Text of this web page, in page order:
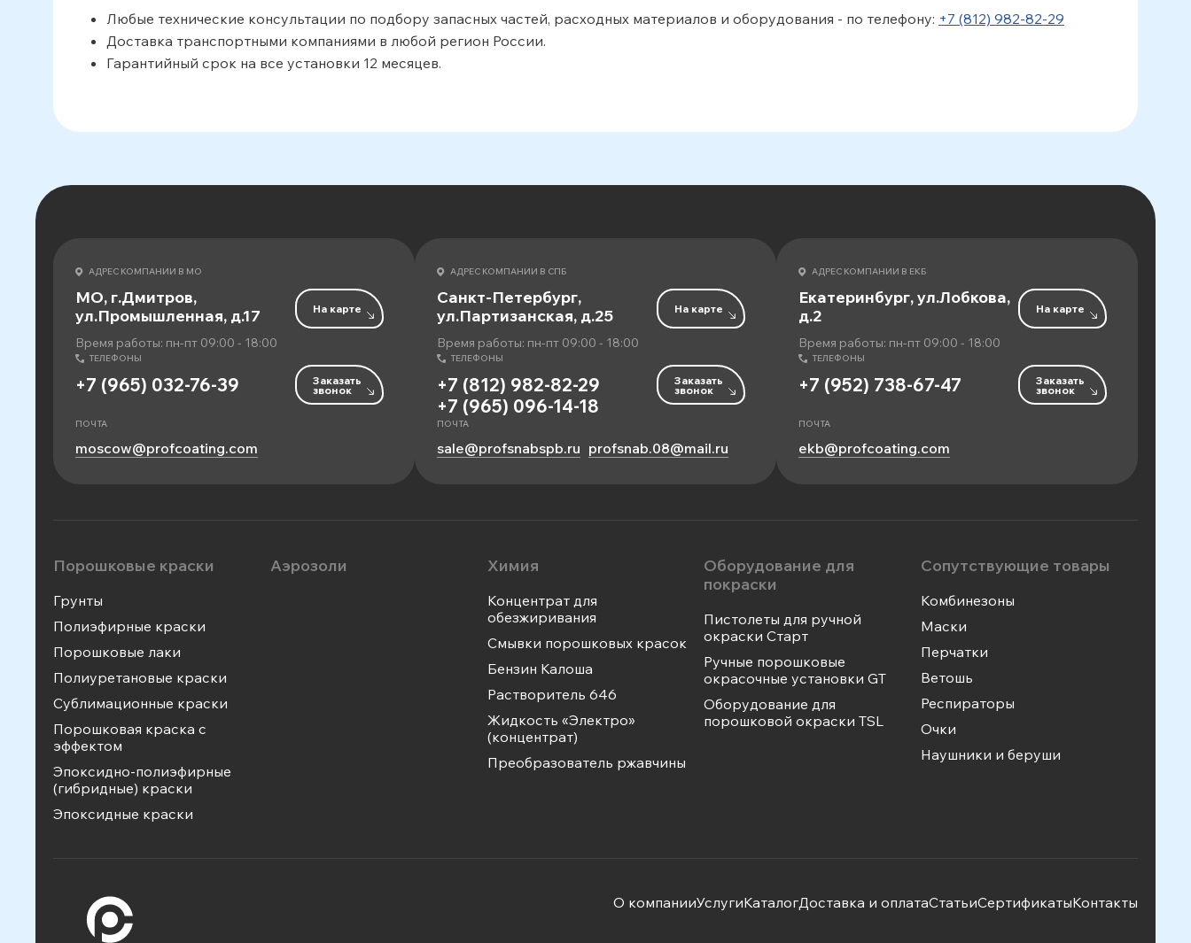
Любые технические консультации по подбору запасных частей, расходных материалов и оборудования - по телефону: +7 (812) 982-82-29
Доставка транспортными компаниями в любой регион России.
Гарантийный срок на все установки 12 месяцев.
АДРЕС КОМПАНИИ В МО
МО, г.Дмитров,
ул.Промышленная, д.17
Время работы: пн-пт 09:00 - 18:00
На карте
ТЕЛЕФОНЫ
+7 (965) 032-76-39 Заказать
звонок
ПОЧТА
moscow@profcoating.com
АДРЕС КОМПАНИИ В СПБ
Санкт-Петербург,
ул.Партизанская, д.25
Время работы: пн-пт 09:00 - 18:00
На карте
ТЕЛЕФОНЫ
+7 (812) 982-82-29
+7 (965) 096-14-18
Заказать
звонок
ПОЧТА
sale@profsnabspb.ru profsnab.08@mail.ru
АДРЕС КОМПАНИИ В ЕКБ
Екатеринбург, ул.Лобкова,
д.2
Время работы: пн-пт 09:00 - 18:00
На карте
ТЕЛЕФОНЫ
+7 (952) 738-67-47 Заказать
звонок
ПОЧТА
ekb@profcoating.com
Порошковые краски
Грунты
Полиэфирные краски
Порошковые лаки
Полиуретановые краски
Сублимационные краски
Порошковая краска с
эффектом
Эпоксидно-полиэфирные
(гибридные) краски
Эпоксидные краски
Аэрозоли Химия
Концентрат для
обезжиривания
Смывки порошковых красок
Бензин Калоша
Растворитель 646
Жидкость «Электро»
(концентрат)
Преобразователь ржавчины
Оборудование для
покраски
Пистолеты для ручной
окраски Старт
Ручные порошковые
окрасочные установки GT
Оборудование для
порошковой окраски TSL
Сопутствующие товары
Комбинезоны
Маски
Перчатки
Ветошь
Респираторы
Очки
Наушники и беруши
О компанииУслугиКаталогДоставка и оплатаСтатьиСертификатыКонтакты